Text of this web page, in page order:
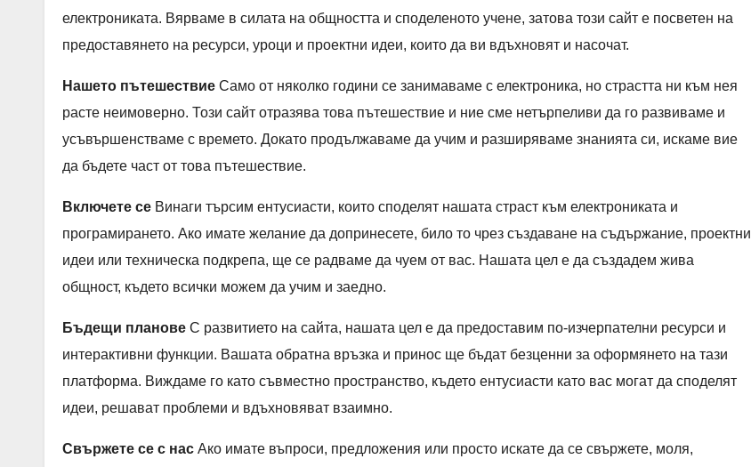
електрониката. Вярваме в силата на общността и споделеното учене, затова този сайт е посветен на
предоставянето на ресурси, уроци и проектни идеи, които да ви вдъхновят и насочат.
Нашето пътешествие Само от няколко години се занимаваме с електроника, но страстта ни към нея
расте неимоверно. Този сайт отразява това пътешествие и ние сме нетърпеливи да го развиваме и
усъвършенстваме с времето. Докато продължаваме да учим и разширяваме знанията си, искаме вие
да бъдете част от това пътешествие.
Включете се Винаги търсим ентусиасти, които споделят нашата страст към електрониката и
програмирането. Ако имате желание да допринесете, било то чрез създаване на съдържание, проектни
идеи или техническа подкрепа, ще се радваме да чуем от вас. Нашата цел е да създадем жива
общност, където всички можем да учим и заедно.
Бъдещи планове С развитието на сайта, нашата цел е да предоставим по-изчерпателни ресурси и
интерактивни функции. Вашата обратна връзка и принос ще бъдат безценни за оформянето на тази
платформа. Виждаме го като съвместно пространство, където ентусиасти като вас могат да споделят
идеи, решават проблеми и вдъхновяват взаимно.
Свържете се с нас Ако имате въпроси, предложения или просто искате да се свържете, моля,